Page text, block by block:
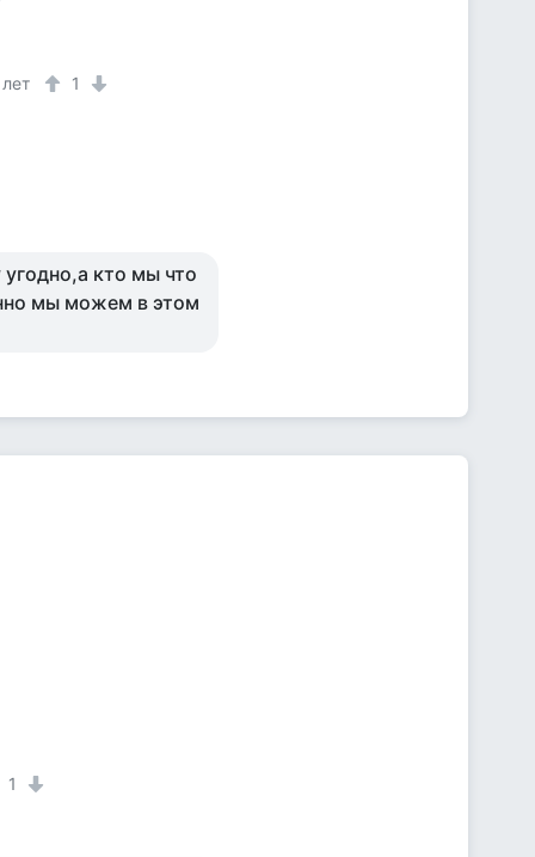
1
угодно,а кто мы что
мы можем в этом
1